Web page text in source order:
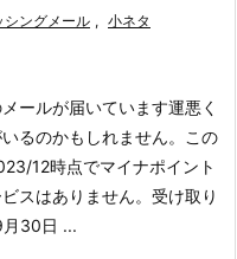
シングメール , 小ネタ
ールが届いています運悪く
るのかもしれません。
この
12時点でマイナポイント
スはありません。 受け取り
30日 ...